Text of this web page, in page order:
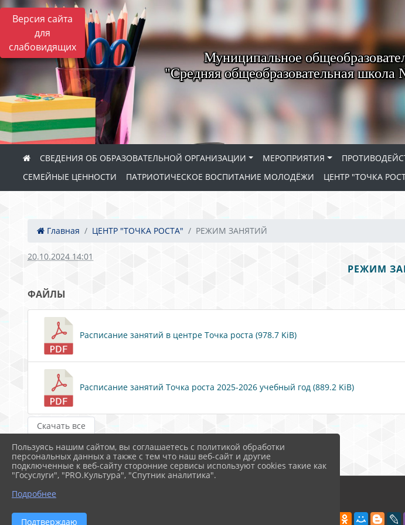
Версия сайта
для
слабовидящих
Муниципальное
"Средняя общеобразовательная
СВЕДЕНИЯ ОБ ОБРАЗОВАТЕЛЬНОЙ ОРГАНИЗАЦИИ МЕРОПРИЯТИЯ
СЕМЕЙНЫЕ ЦЕННОСТИ
ПАТРИОТИЧЕСКОЕ ВОСПИТАНИЕ МОЛОДЁЖИ ЦЕНТР "ТОЧКА
Главная ЦЕНТР "ТОЧКА РОСТА" РЕЖИМ ЗАНЯТИЙ
20.10.2024 14:01
РЕЖИМ
ФАЙЛЫ
Расписание занятий в центре Точка роста (978.7 KiB)
Расписание занятий Точка роста 2025-2026 учебный год (889.2 KiB)
Скачать все
Пользуясь нашим сайтом, вы соглашаетесь с политикой обработки
персональных данных а также с тем что наш веб-сайт и другие
подключенные к веб-сайту сторонние сервисы используют cookies такие как
"Госуслуги", "PRO.Культура", "Спутник аналитика".
Подробнее
Подтверждаю